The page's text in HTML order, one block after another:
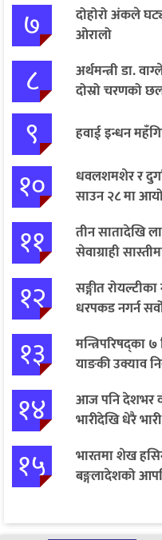
७
दोहोरो अंकले
ओरालो
८
अर्थमन्त्री डा.
दोस्रो चरणको
९ हवाई इन्धन
१०
धवलशमशेर र दुर्गा
साउन २८ मा
११
तीन सातादेखि
सेवाग्राही
१२
सङ्गीत
धरपकड नगर्न
१३
मन्त्रिपरिषद्का
याङकी उक्याव
१४
आज पनि देशभर
भारीदेखि धेरै
१५
भारतमा शेख
बङ्गलादेशको